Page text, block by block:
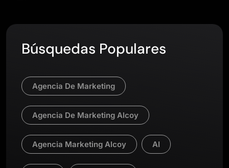
Búsquedas Populares
Agencia De Marketing
Agencia De Marketing Alcoy
Agencia Marketing Alcoy AI